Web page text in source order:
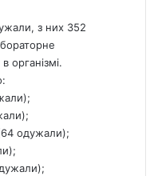
з них 352
організмі.
одужали);